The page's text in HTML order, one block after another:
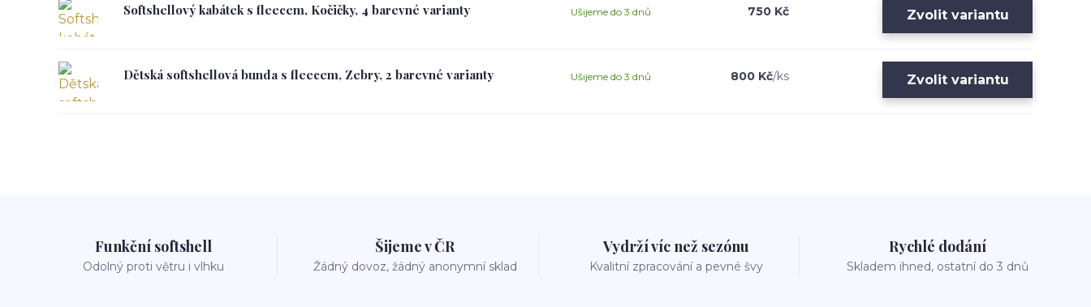
Softshellový kabátek s fleecem, Kočičky, 4 barevné varianty 750 Kč
Ušijeme do 3 dnů Zvolit variantu
Dětská softshellová bunda s fleecem, Zebry, 2 barevné varianty 800 Kč/ks
Ušijeme do 3 dnů Zvolit variantu
Funkční softshell
Odolný proti větru i vlhku
Šijeme v ČR
Žádný dovoz, žádný anonymní sklad
Vydrží víc než sezónu
Kvalitní zpracování a pevné švy
Rychlé dodání
Skladem ihned, ostatní do 3 dnů